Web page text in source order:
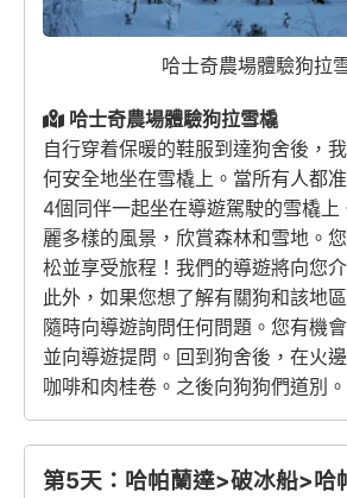
哈士奇農場體驗狗拉
哈士奇農場體驗狗拉雪橇
自行穿着保暖的鞋服到達狗舍後，
何安全地坐在雪橇上。當所有人都
4個同伴一起坐在導遊駕駛的雪橇上
麗多樣的風景，欣賞森林和雪地。
松並享受旅程！我們的導遊將向您
此外，如果您想了解有關狗和該地
隨時向導遊詢問任何問題。您有機
並向導遊提問。回到狗舍後，在火
咖啡和肉桂卷。之後向狗狗們道別。
第5天：哈帕蘭達>破冰船>哈